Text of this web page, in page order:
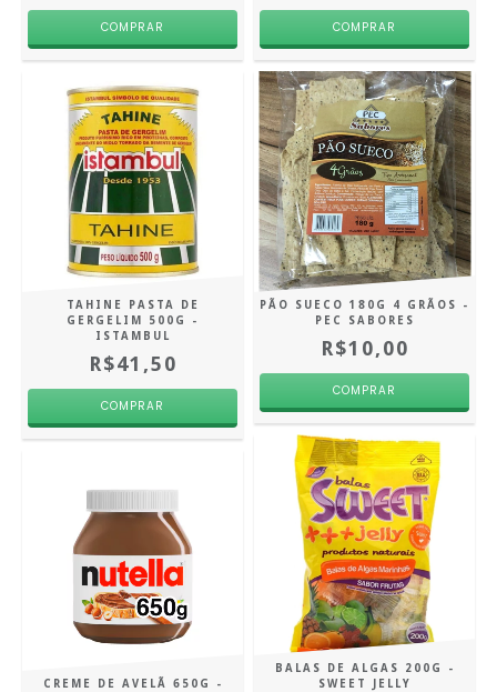
TAHINE PASTA DE
GERGELIM 500G -
ISTAMBUL
R$41,50
PÃO SUECO 180G 4 GRÃOS -
PEC SABORES
R$10,00
CREME DE AVELÃ 650G -
BALAS DE ALGAS 200G -
SWEET JELLY